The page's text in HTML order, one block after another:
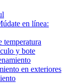
en línea:
temperatura
y bote
en exteriores